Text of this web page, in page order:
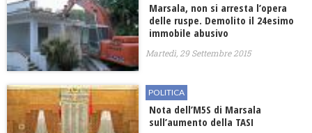
Marsala, non si arresta l’opera
delle ruspe. Demolito il 24esimo
immobile abusivo
Martedì, 29 Settembre 2015
POLITICA
Nota dell’M5S di Marsala
sull’aumento della TASI